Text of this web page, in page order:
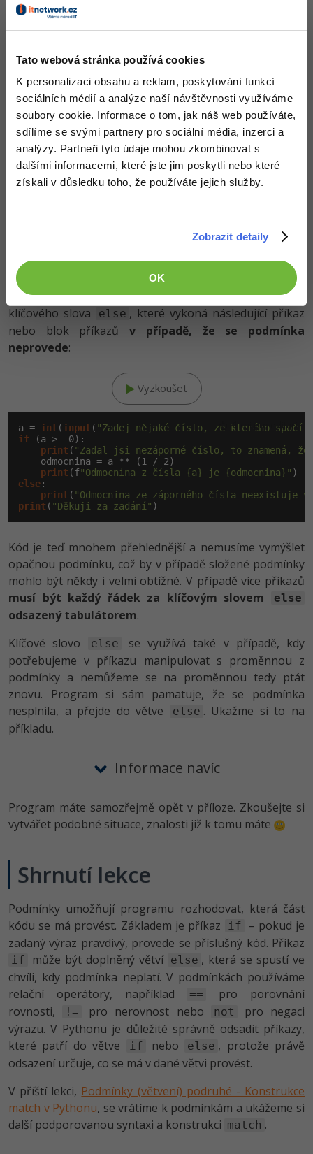
Tato webová stránka používá cookies
K personalizaci obsahu a reklam, poskytování funkcí
sociálních médií a analýze naší návštěvnosti využíváme
soubory cookie. Informace o tom, jak náš web používáte,
sdílíme se svými partnery pro sociální média, inzerci a
analýzy. Partneři tyto údaje mohou zkombinovat s
dalšími informacemi, které jste jim poskytli nebo které
získali v důsledku toho, že používáte jejich služby.
Zobrazit detaily
OK
Větevelse
Bylo by dobré, kdyby nám program vyhuboval v případě,
že zadáme záporné číslo. S dosavadními znalostmi
bychom napsali něco jako:
Vyzkoušet
a = int input (
"Zadej nějaké číslo, ze kterého
if (a >= 0):
    odmocnina = a ** (
1 / 2)
"Odmocnina ze záporného čísla
Kód však můžeme výraznězjednodušitpomocí
klíčového slova
else , které vykoná následující příkaz
nebo blok příkazův případě, že se podmínka
neprovede:
Vyzkoušet
Klikni pro editaci
a = int (input ( "Zadej nějaké číslo, ze kterého
if (a >= 0):
print ( "Zadal jsi nezáporné číslo, to znamená, že
    odmocnina = a ** (
1 / 2)
print (f"Odmocnina z čísla {a} je {odmocnina}"
else:
print ( "Odmocnina ze záporného čísla neexistuje
print ( "Děkuji za zadání" )
Kód je teď mnohem přehlednější a nemusíme vymýšlet
opačnou podmínku, což by v případě složené podmínky
mohlo být někdy i velmi obtížné. V případě více příkazů
musí být každý řádek za klíčovým slovem
else
odsazený tabulátorem.
Klíčové slovo
else
se využívá také v případě, kdy
potřebujeme v příkazu manipulovat s proměnnou z
podmínky a nemůžeme se na proměnnou tedy ptát
znovu. Program si sám pamatuje, že se podmínka
nesplnila, a přejde do větve
else . Ukažme si to na
příkladu.
Informace navíc
Program máte samozřejmě opět v příloze. Zkoušejte si
vytvářet podobné situace, znalosti již k tomu máte
Shrnutí lekce
Podmínky umožňují programu rozhodovat, která část
kódu se má provést. Základem je příkaz
if
– pokud je
zadaný výraz pravdivý, provede se příslušný kód. Příkaz
if může být doplněný větví else , která se spustí ve
chvíli, kdy podmínka neplatí. V podmínkách používáme
relační operátory, například
==
pro porovnání
rovnosti,
!= pro nerovnost nebo not
pro negaci
výrazu. V Pythonu je důležité správně odsadit příkazy,
které patří do větve
if nebo else , protože právě
odsazení určuje, co se má v dané větvi provést.
V příští lekci, Podmínky (větvení) podruhé - Konstrukce
match v Pythonu, se vrátíme k podmínkám a ukážeme si
další podporovanou syntaxi a konstrukci match .